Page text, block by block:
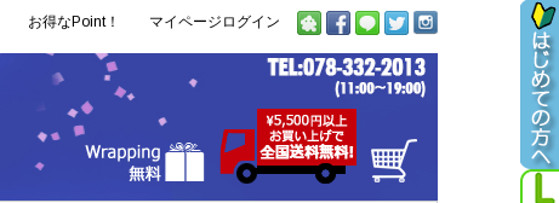
お得なPoint！ マイページログイン